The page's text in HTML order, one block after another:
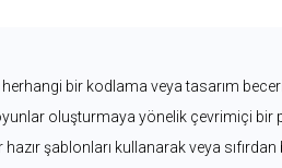
herhangi bir kodlama veya tasarım
oluşturmaya yönelik çevrimiçi bir
hazır şablonları kullanarak veya